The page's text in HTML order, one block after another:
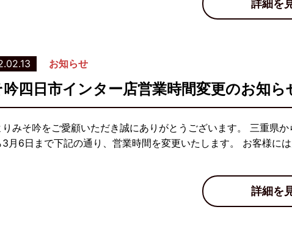
詳細を
お知らせ
四日市インター店営業時間変更のお知ら
りみそ吟をご愛顧いただき誠にありがとうございます。 三重県
3月6日まで下記の通り、営業時間を変更いたします。 お客様に
詳細を